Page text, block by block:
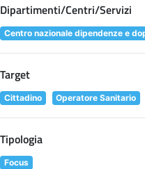
Dipartimenti/Centri/Servizi
Centro nazionale dipendenze e
Target
Cittadino Operatore Sanitario
Tipologia
Focus